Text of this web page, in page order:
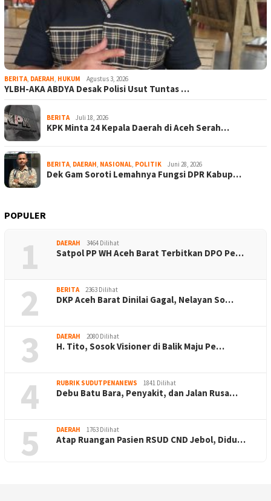
BERITA DAERAH HUKUM Agustus 3, 2026
YLBH-AKA ABDYA Desak Polisi Usut Tuntas …
BERITA Juli 18, 2026
KPK Minta 24 Kepala Daerah di Aceh Serah…
BERITA DAERAH NASIONAL POLITIK Juni 28, 2026
Dek Gam Soroti Lemahnya Fungsi DPR Kabup…
POPULER
1 DAERAH 3464 Dilihat
Satpol PP WH Aceh Barat Terbitkan DPO Pe…
2 BERITA 2363 Dilihat
DKP Aceh Barat Dinilai Gagal, Nelayan So…
3 DAERAH 2080 Dilihat
H. Tito, Sosok Visioner di Balik Maju Pe…
4 RUBRIK SUDUTPENANEWS 1841 Dilihat
Debu Batu Bara, Penyakit, dan Jalan Rusa…
5 DAERAH 1763 Dilihat
Atap Ruangan Pasien RSUD CND Jebol, Didu…